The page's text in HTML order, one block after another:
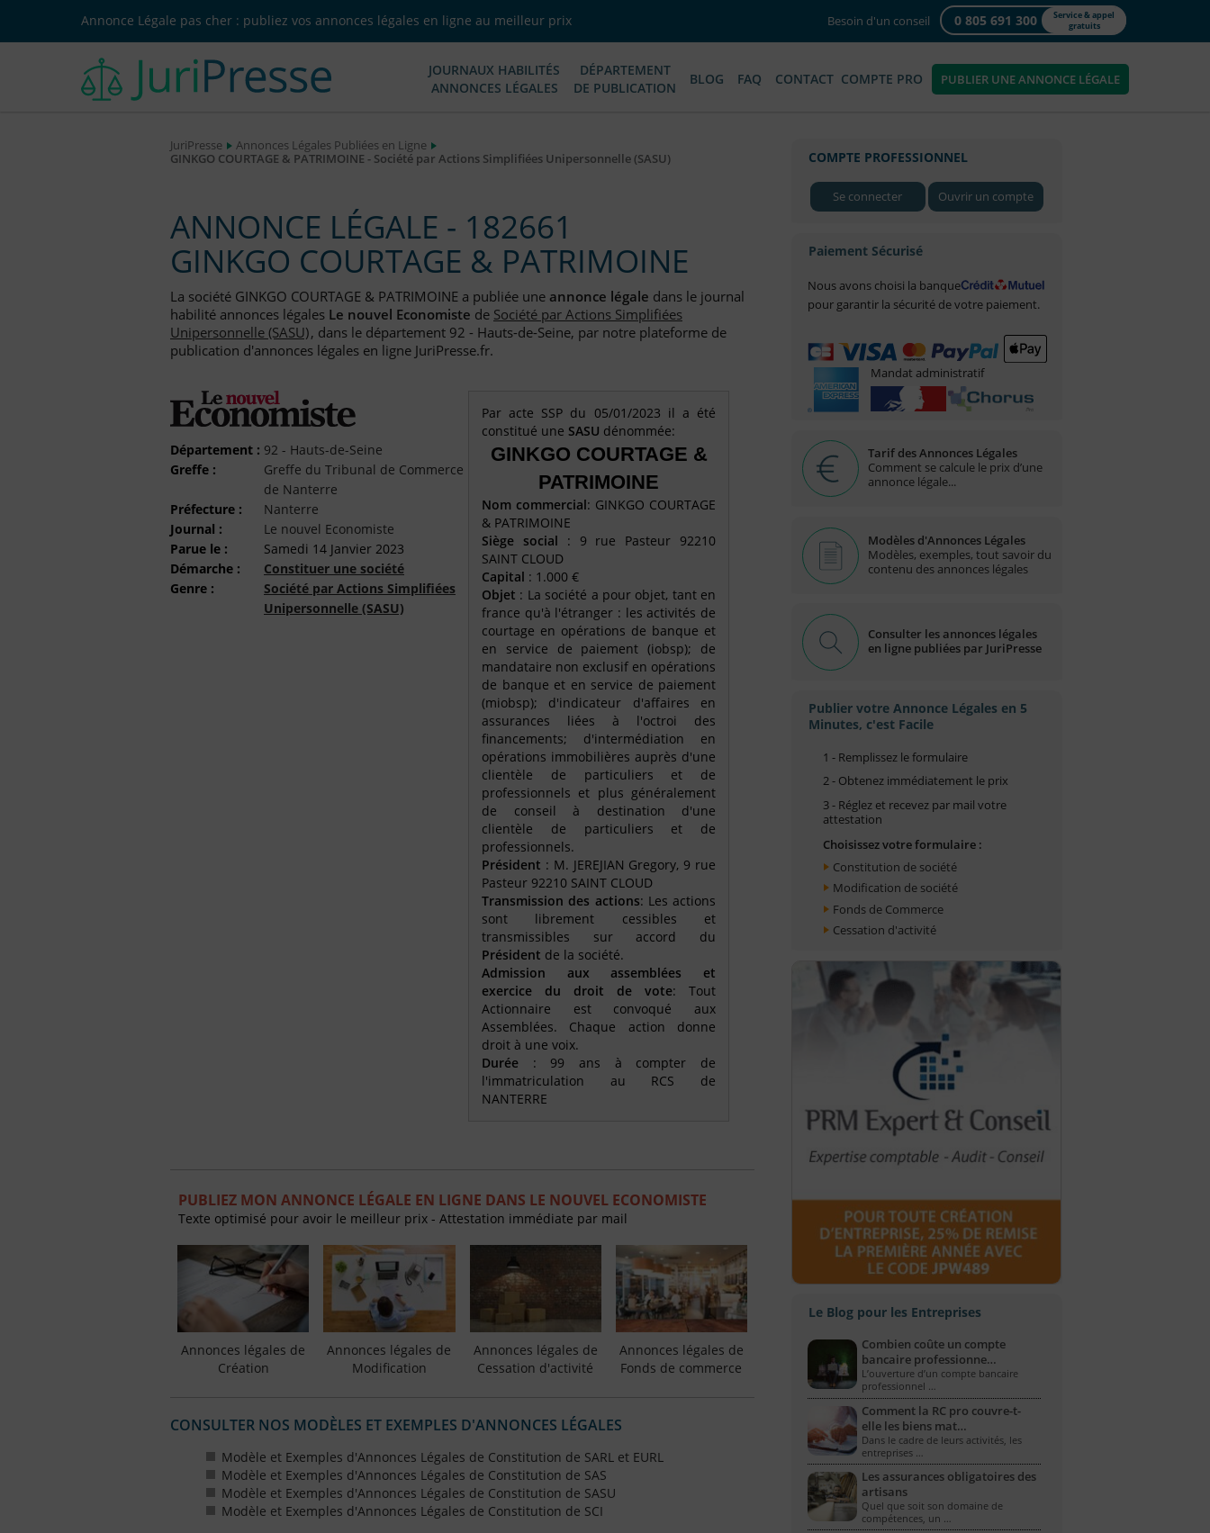
Annonce Légale pas cher : publiez vos annonces légales en ligne au meilleur prix Besoin d'un conseil 0 805 691 300
Service & appel
gratuits
JOURNAUX HABILITÉS
ANNONCES LÉGALES
DÉPARTEMENT
DE PUBLICATION
BLOG FAQ CONTACT COMPTE PRO PUBLIER UNE ANNONCE LÉGALE
JuriPresse
Annonces Légales Publiées en Ligne
GINKGO COURTAGE & PATRIMOINE - Société par Actions Simplifiées Unipersonnelle (SASU)
ANNONCE LÉGALE - 182661
GINKGO COURTAGE & PATRIMOINE
La société GINKGO COURTAGE & PATRIMOINE a publiée une annonce légale dans le journal
habilité annonces légales Le nouvel Economiste de Société par Actions Simplifiées
Unipersonnelle (SASU), dans le département 92 - Hauts-de-Seine, par notre plateforme de
publication d'annonces légales en ligne JuriPresse.fr.
Département : 92 - Hauts-de-Seine
Greffe :
Greffe du Tribunal de Commerce
de Nanterre
Préfecture :
Nanterre
Journal :
Le nouvel Economiste
Parue le :
Samedi 14 Janvier 2023
Démarche :
Constituer une société
Genre :
Société par Actions Simplifiées
Unipersonnelle (SASU)
Par acte SSP du 05/01/2023 il a été
constitué une SASU dénommée:
GINKGO COURTAGE &
PATRIMOINE
Nom commercial: GINKGO COURTAGE
& PATRIMOINE
Siège social : 9 rue Pasteur 92210
SAINT CLOUD
Capital : 1.000 €
Objet : La société a pour objet, tant en
france qu'à l'étranger : les activités de
courtage en opérations de banque et
en service de paiement (iobsp); de
mandataire non exclusif en opérations
de banque et en service de paiement
(miobsp); d'indicateur d'affaires en
assurances liées à l'octroi des
financements; d'intermédiation en
opérations immobilières auprès d'une
clientèle de particuliers et de
professionnels et plus généralement
de conseil à destination d'une
clientèle de particuliers et de
professionnels.
Président : M. JEREJIAN Gregory, 9 rue
Pasteur 92210 SAINT CLOUD
Transmission des actions: Les actions
sont librement cessibles et
transmissibles sur accord du
Président de la société.
Admission aux assemblées et
exercice du droit de vote: Tout
Actionnaire est convoqué aux
Assemblées. Chaque action donne
droit à une voix.
Durée : 99 ans à compter de
l'immatriculation au RCS de
NANTERRE
PUBLIEZ MON ANNONCE LÉGALE EN LIGNE DANS LE NOUVEL ECONOMISTE
Texte optimisé pour avoir le meilleur prix - Attestation immédiate par mail
Annonces légales de
Création
Annonces légales de
Modification
Annonces légales de
Cessation d'activité
Annonces légales de
Fonds de commerce
CONSULTER NOS MODÈLES ET EXEMPLES D'ANNONCES LÉGALES
Modèle et Exemples d'Annonces Légales de Constitution de SARL et EURL
Modèle et Exemples d'Annonces Légales de Constitution de SAS
Modèle et Exemples d'Annonces Légales de Constitution de SASU
Modèle et Exemples d'Annonces Légales de Constitution de SCI
COMPTE PROFESSIONNEL
Se connecter Ouvrir un compte
Paiement Sécurisé
Nous avons choisi la banque
pour garantir la sécurité de votre paiement.
Mandat administratif
Tarif des Annonces Légales
Comment se calcule le prix d’une
annonce légale...
Modèles d'Annonces Légales
Modèles, exemples, tout savoir du
contenu des annonces légales
Consulter les annonces légales
en ligne publiées par JuriPresse
Publier votre Annonce Légales en 5
Minutes, c'est Facile
1 - Remplissez le formulaire
2 - Obtenez immédiatement le prix
3 - Réglez et recevez par mail votre
attestation
Choisissez votre formulaire :
Constitution de société
Modification de société
Fonds de Commerce
Cessation d'activité
Le Blog pour les Entreprises
Combien coûte un compte
bancaire professionne…
L’ouverture d’un compte bancaire
professionnel …
Comment la RC pro couvre-t-
elle les biens mat…
Dans le cadre de leurs activités, les
entreprises …
Les assurances obligatoires des
artisans
Quel que soit son domaine de
compétences, un …